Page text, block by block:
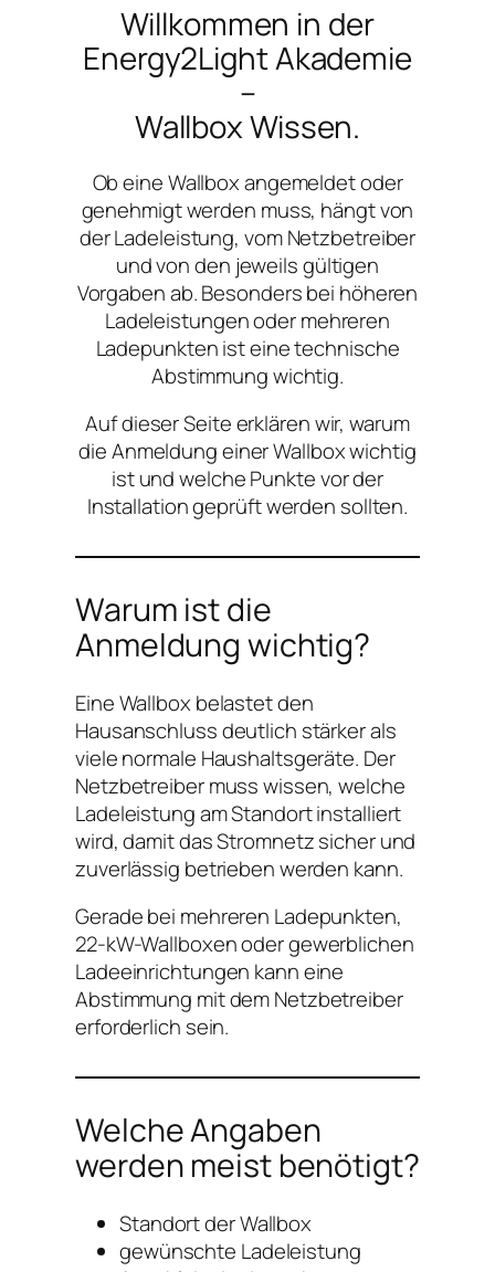
Willkommen in der
Energy2Light Akademie
–
Wallbox Wissen.
Ob eine Wallbox angemeldet oder
genehmigt werden muss, hängt von
der Ladeleistung, vom Netzbetreiber
und von den jeweils gültigen
Vorgaben ab. Besonders bei höheren
Ladeleistungen oder mehreren
Ladepunkten ist eine technische
Abstimmung wichtig.
Auf dieser Seite erklären wir, warum
die Anmeldung einer Wallbox wichtig
ist und welche Punkte vor der
Installation geprüft werden sollten.
Warum ist die
Anmeldung wichtig?
Eine Wallbox belastet den
Hausanschluss deutlich stärker als
viele normale Haushaltsgeräte. Der
Netzbetreiber muss wissen, welche
Ladeleistung am Standort installiert
wird, damit das Stromnetz sicher und
zuverlässig betrieben werden kann.
Gerade bei mehreren Ladepunkten,
22-kW-Wallboxen oder gewerblichen
Ladeeinrichtungen kann eine
Abstimmung mit dem Netzbetreiber
erforderlich sein.
Welche Angaben
werden meist benötigt?
Standort der Wallbox
gewünschte Ladeleistung